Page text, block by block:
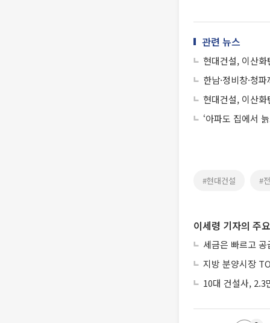
관련 뉴스
현대건설, 이산
한남·정비창·청
현대건설, 이산화
‘아파도 집에서
#현대건설 #
이세령 기자의 주
세금은 빠르고
지방 분양시장
10대 건설사, 2.3